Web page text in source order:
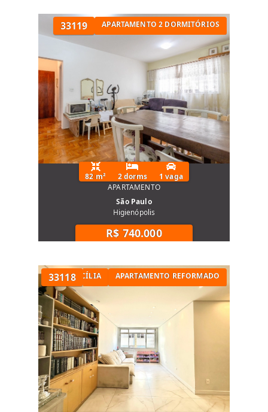
33119 APARTAMENTO 2 DORMITÓRIOS
82 m² 2 dorms
1 vaga
APARTAMENTO
São Paulo
Higienópolis
R$ 740.000
33118
NA SANTA CECÍLIA APARTAMENTO REFORMADO